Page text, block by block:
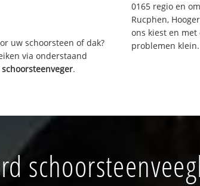
uw schoorsteen of dak?
via onderstaand
schoorsteenveger.
0165 regio en
Rucphen,
ons kiest en met
problemen klein.